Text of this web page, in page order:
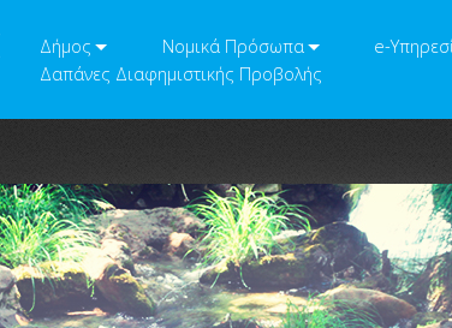
Δήμος Νομικά Πρόσωπα e-
Δαπάνες Διαφημιστικής Προβολής